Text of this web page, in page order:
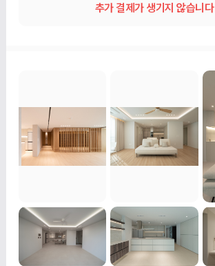
추가 결제가 생기지 않습니다